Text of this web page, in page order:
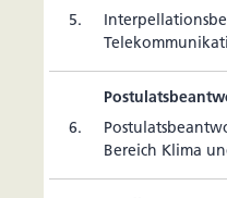
5.
6.
Bereich Klima